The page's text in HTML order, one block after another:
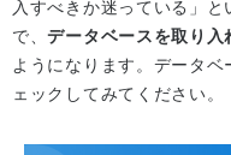
入すべきか迷っている」
で、データベースを取り入
ようになります。データ
ェックしてみてください。